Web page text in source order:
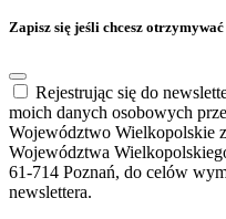
Zapisz się jeśli chcesz
Rejestrując się do
moich danych osobowych
Województwo Wielkopolskie
Województwa
61-714 Poznań, do celów
newslettera.